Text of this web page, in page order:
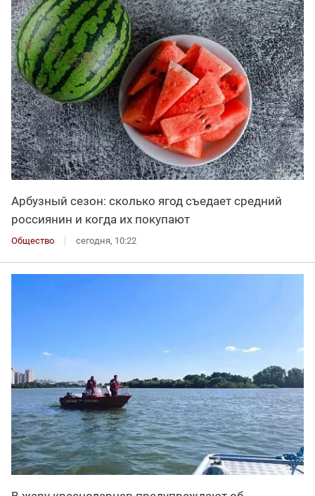
Арбузный сезон: сколько ягод съедает средний
россиянин и когда их покупают
Общество сегодня, 10:22